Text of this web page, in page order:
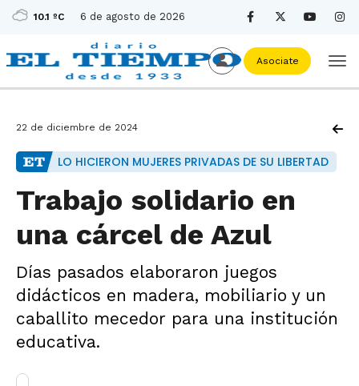
10.1 ºC 6 de agosto de 2026
Asociate
22 de diciembre de 2024
LO HICIERON MUJERES PRIVADAS DE SU LIBERTAD
Trabajo solidario en
una cárcel de Azul
Días pasados elaboraron juegos
didácticos en madera, mobiliario y un
caballito mecedor para una institución
educativa.